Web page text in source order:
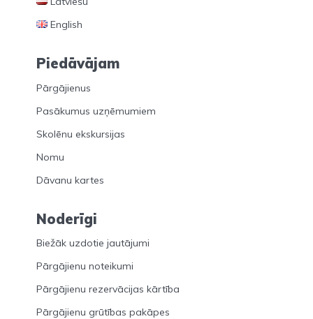
English
Piedāvājam
Pārgājienus
Pasākumus uzņēmumiem
Skolēnu ekskursijas
Nomu
Dāvanu kartes
Noderīgi
Biežāk uzdotie jautājumi
Pārgājienu noteikumi
Pārgājienu rezervācijas kārtība
Pārgājienu grūtības pakāpes